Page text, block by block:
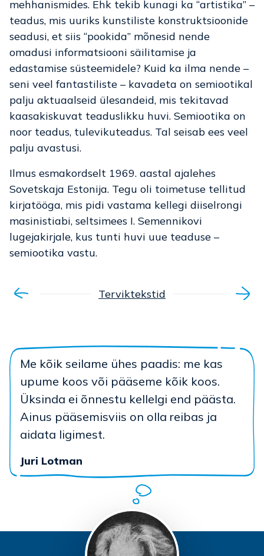
mehhanismides. Ehk tekib kunagi ka “artistika” –
teadus, mis uuriks kunstiliste konstruktsioonide
seadusi, et siis “pookida” mõnesid nende
omadusi informatsiooni säilitamise ja
edastamise süsteemidele? Kuid ka ilma nende –
seni veel fantastiliste – kavadeta on semiootikal
palju aktuaalseid ülesandeid, mis tekitavad
kaasakiskuvat teaduslikku huvi. Semiootika on
noor teadus, tulevikuteadus. Tal seisab ees veel
palju avastusi.
Ilmus esmakordselt 1969. aastal ajalehes
Sovetskaja Estonija. Tegu oli toimetuse tellitud
kirjatööga, mis pidi vastama kellegi diiselrongi
masinistiabi, seltsimees I. Semennikovi
lugejakirjale, kus tunti huvi uue teaduse –
semiootika vastu.
Terviktekstid
Me kõik seilame ühes paadis: me kas
upume koos või pääseme kõik koos.
Üksinda ei õnnestu kellelgi end päästa.
Ainus pääsemisviis on olla reibas ja
aidata ligimest.
Juri Lotman